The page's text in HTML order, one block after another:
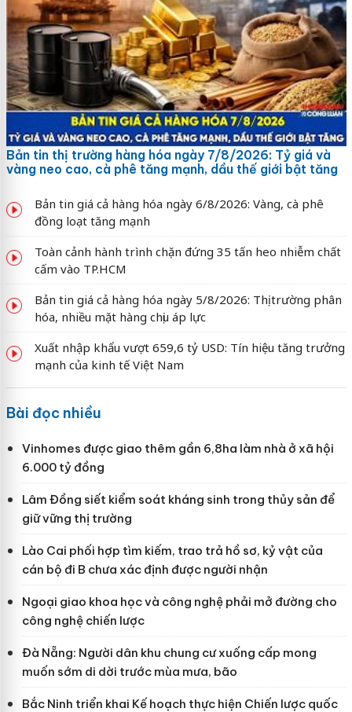
Bản tin thị trường hàng hóa ngày 7/8/2026: Tỷ giá và
vàng neo cao, cà phê tăng mạnh, dầu thế giới bật tăng
Bản tin giá cả hàng hóa ngày 6/8/2026: Vàng, cà phê
đồng loạt tăng mạnh
Toàn cảnh hành trình chặn đứng 35 tấn heo nhiễm chất
cấm vào TP.HCM
Bản tin giá cả hàng hóa ngày 5/8/2026: Thị trường phân
hóa, nhiều mặt hàng chịu áp lực
Xuất nhập khẩu vượt 659,6 tỷ USD: Tín hiệu tăng trưởng
mạnh của kinh tế Việt Nam
Bài đọc nhiều
Vinhomes được giao thêm gần 6,8ha làm nhà ở xã hội
6.000 tỷ đồng
Lâm Đồng siết kiểm soát kháng sinh trong thủy sản để
giữ vững thị trường
Lào Cai phối hợp tìm kiếm, trao trả hồ sơ, kỷ vật của
cán bộ đi B chưa xác định được người nhận
Ngoại giao khoa học và công nghệ phải mở đường cho
công nghệ chiến lược
Đà Nẵng: Người dân khu chung cư xuống cấp mong
muốn sớm di dời trước mùa mưa, bão
Bắc Ninh triển khai Kế hoạch thực hiện Chiến lược quốc